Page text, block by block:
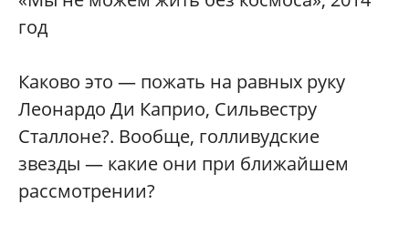
год
Каково это — пожать на равных руку
Леонардо Ди Каприо, Сильвестру
Сталлоне?. Вообще, голливудские
звезды — какие они при ближайшем
рассмотрении?